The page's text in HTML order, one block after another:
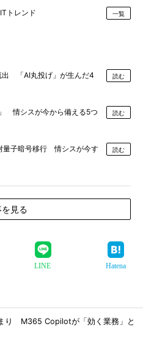
トレンド 一覧
出 「AI丸投げ」が生んだ4
読む
情シスが今から備える5つ
読む
量子暗号移行 情シスが今す
読む
見る
LINE Hatena
り M365 Copilotが「効く業務」と